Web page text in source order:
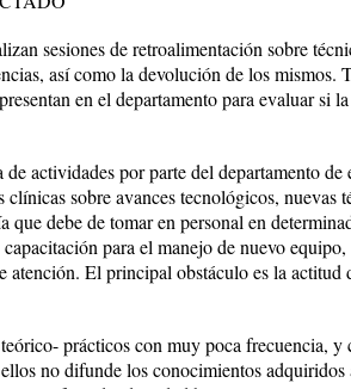
sesiones de retroalimentación sobre
así como la devolución de los mismos.
en el departamento para evaluar si
actividades por parte del departamento de
clínicas sobre avances tecnológicos, nuevas
que debe de tomar en personal en
para el manejo de nuevo
atención. El principal obstáculo es la
prácticos con muy poca frecuencia,
no difunde los conocimientos